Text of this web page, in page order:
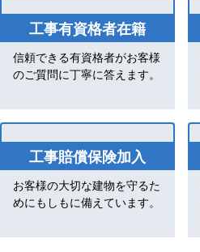
工事有資格者在籍
信頼できる有資格者がお客様
のご質問に丁寧に答えます。
工事賠償保険加入
お客様の大切な建物を守るた
めにもしもに備えています。